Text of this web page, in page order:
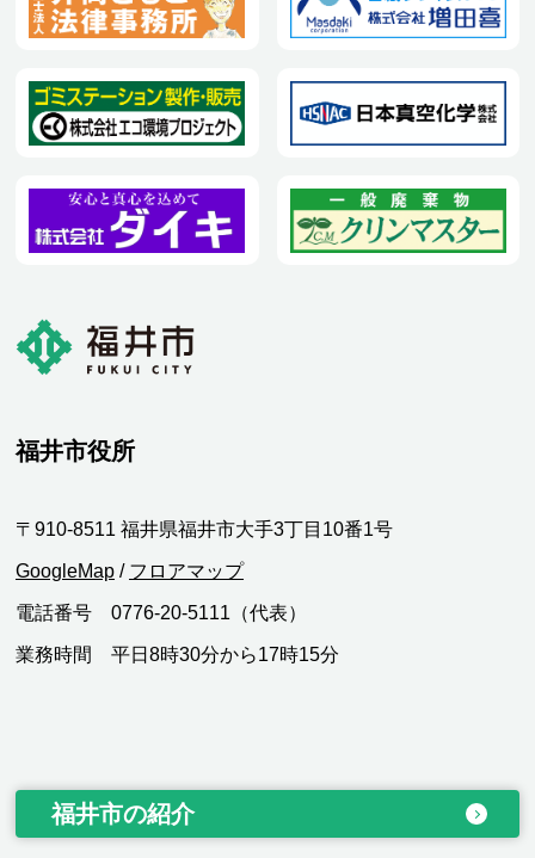
福井市役所
〒910-8511 福井県福井市大手3丁目10番1号
GoogleMap / フロアマップ
電話番号 0776-20-5111（代表）
業務時間 平日8時30分から17時15分
福井市の紹介